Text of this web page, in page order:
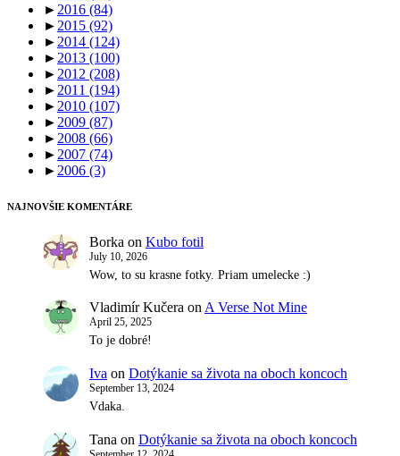
► 2016 (84)
► 2015 (92)
► 2014 (124)
► 2013 (100)
► 2012 (208)
► 2011 (194)
► 2010 (107)
► 2009 (87)
► 2008 (66)
► 2007 (74)
► 2006 (3)
NAJNOVŠIE KOMENTÁRE
Borka on Kubo fotil
July 10, 2026
Wow, to su krasne fotky. Priam umelecke :)
Vladimír Kučera on A Verse Not Mine
April 25, 2025
To je dobré!
Iva on Dotýkanie sa života na oboch koncoch
September 13, 2024
Vdaka.
Tana on Dotýkanie sa života na oboch koncoch